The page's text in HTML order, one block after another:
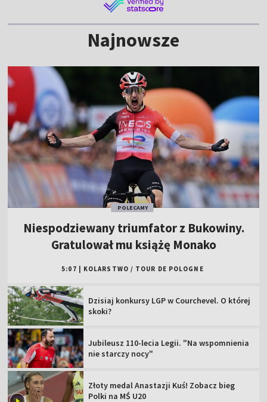
Najnowsze
POLECAMY
Niespodziewany triumfator z Bukowiny.
Gratulował mu książę Monako
5:07 KOLARSTWO / TOUR DE POLOGNE
Dzisiaj konkursy LGP w Courchevel. O której
skoki?
Jubileusz 110-lecia Legii. "Na wspomnienia
nie starczy nocy"
Złoty medal Anastazji Kuś! Zobacz bieg
Polki na MŚ U20